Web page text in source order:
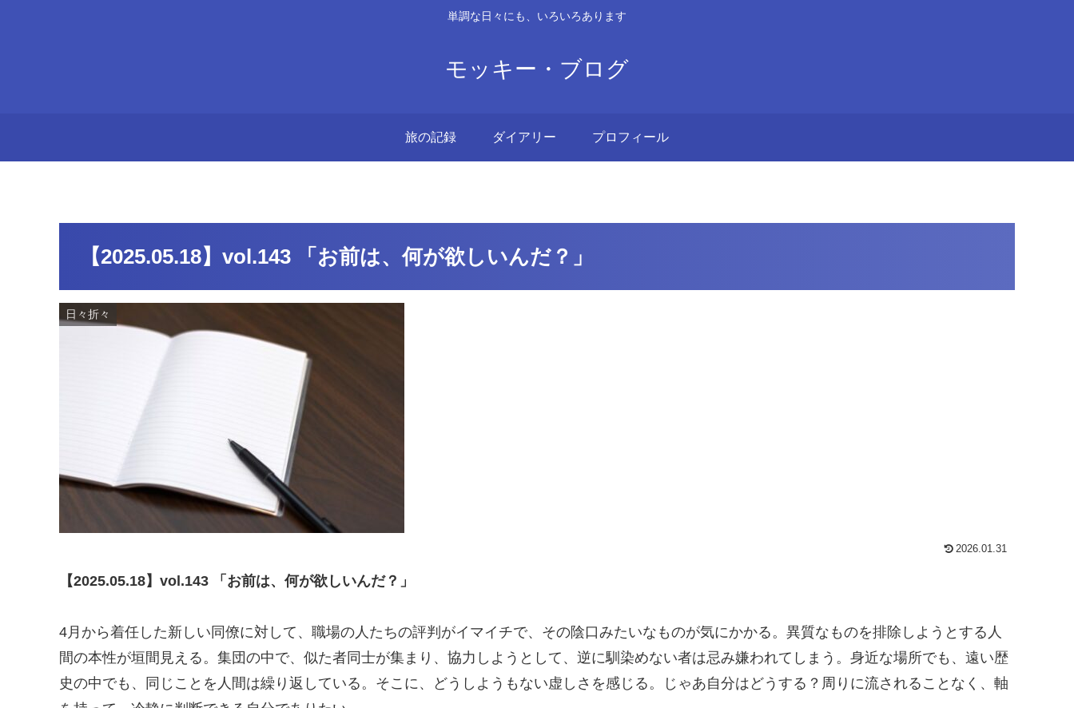
単調な日々にも、いろいろあります
モッキー・ブログ
旅の記録 ダイアリー プロフィール
【2025.05.18】vol.143 「お前は、何が欲しいんだ？」
日々折々
2026.01.31
【2025.05.18】vol.143 「お前は、何が欲しいんだ？」
4月から着任した新しい同僚に対して、職場の人たちの評判がイマイチで、その陰口みたいなものが気にかかる。異質なものを排除しようとする人
間の本性が垣間見える。集団の中で、似た者同士が集まり、協力しようとして、逆に馴染めない者は忌み嫌われてしまう。身近な場所でも、遠い歴
史の中でも、同じことを人間は繰り返している。そこに、どうしようもない虚しさを感じる。じゃあ自分はどうする？周りに流されることなく、軸